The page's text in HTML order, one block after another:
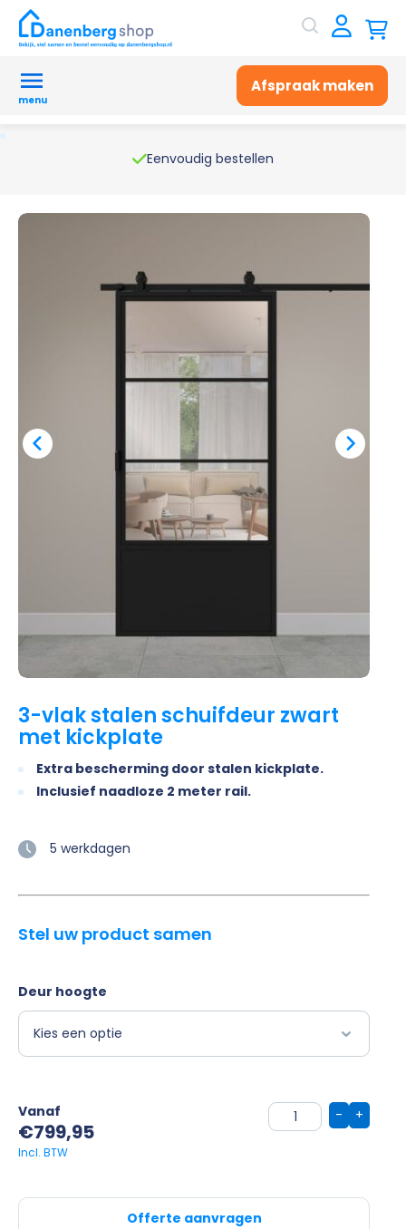
menu
Afspraak maken
Eenvoudig bestellen
3-vlak stalen schuifdeur zwart
met kickplate
Extra bescherming door stalen kickplate.
Inclusief naadloze 2 meter rail.
5 werkdagen
Stel uw product samen
Deur hoogte
Vanaf
€799,95
+
-
Offerte aanvragen